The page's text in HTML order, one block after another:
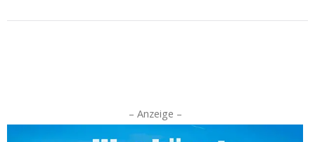
– Anzeige –